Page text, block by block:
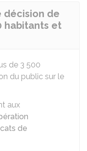
décision de
habitants et
de 3 500
du public sur le
aux
de